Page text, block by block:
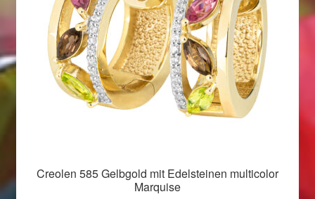
Valentinstag 2016
Valentinstag Geschenke
Vertrag widerrufen
Weihnachtsangebote 2015
Creolen 585 Gelbgold mit Edelsteinen multicolor
Marquise